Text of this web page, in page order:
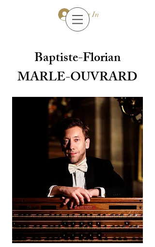
Log In
Baptiste-Florian
MARLE-OUVRARD